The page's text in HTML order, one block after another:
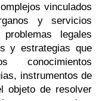
vinculados
y servicios
legales
y estrategias que
instrumentos de
objeto de resolver